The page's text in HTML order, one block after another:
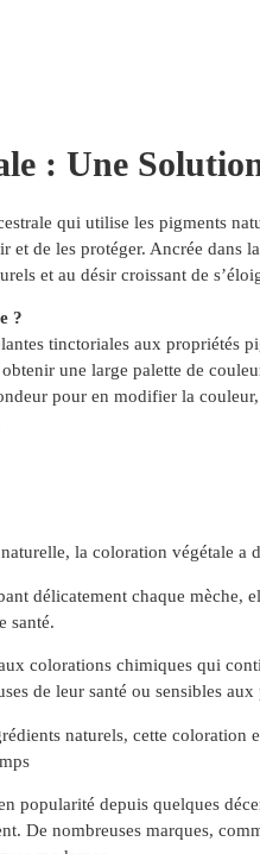
: Une
qui utilise les pigments
et de les protéger. Ancrée dans
et au désir croissant de
?
tinctoriales aux propriétés
une large palette de
pour en modifier la
la coloration végétale a
délicatement chaque mèche,
santé.
colorations chimiques qui
de leur santé ou sensibles
naturels, cette
popularité depuis quelques
De nombreuses marques,